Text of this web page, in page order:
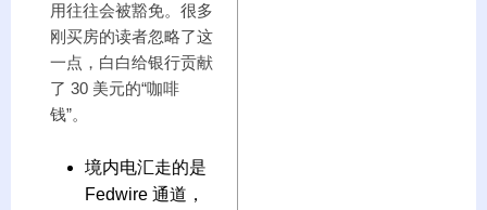
用往往会被豁免。很多
刚买房的读者忽略了这
一点，白白给银行贡献
了 30 美元的“咖啡
钱”。
境内电汇走的是
Fedwire 通道，